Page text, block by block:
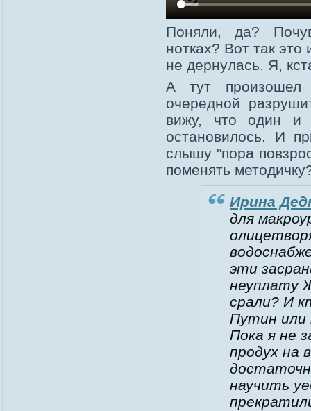
Поняли, да?
нотках? Вот так
не дернулась. Я,
А тут произошел
очередной
вижу, что один и
остановилось. И
слышу "пора
поменять
Ирина
для
эти
неуплату
срали? И
Путин или
Пока я не
продух на
научить